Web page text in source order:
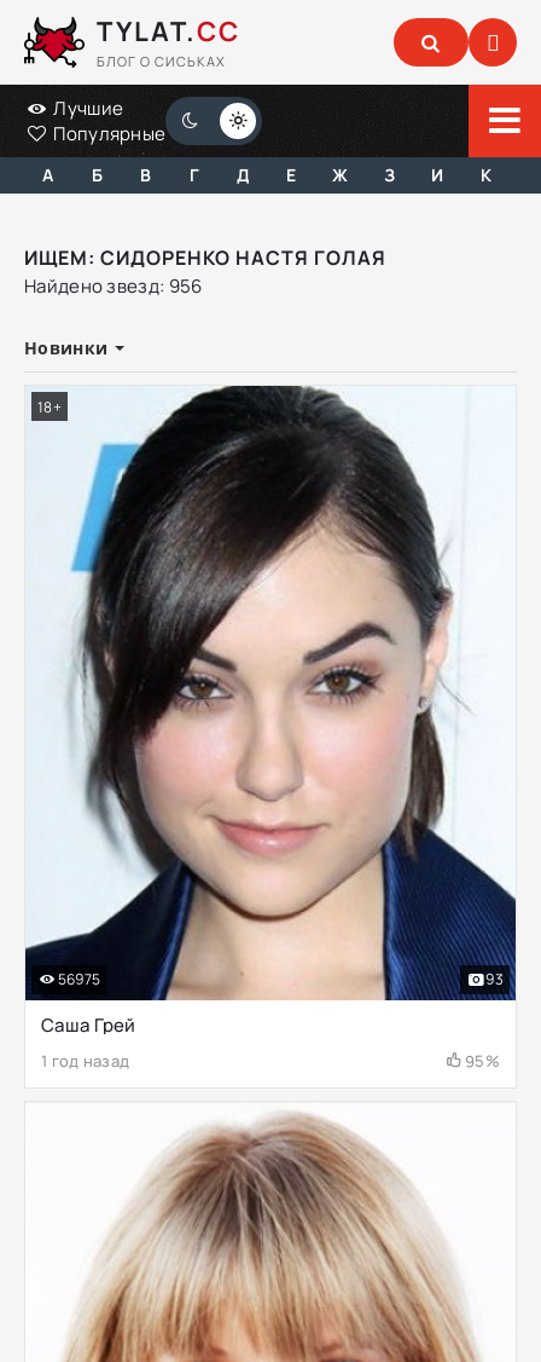
TYLAT.CC
БЛОГ О СИСЬКАХ
Лучшие
Популярные
А Б В Г Д Е Ж З И К
ИЩЕМ: СИДОРЕНКО НАСТЯ ГОЛАЯ
Найдено звезд: 956
Новинки
Саша Грей
1 год назад 95%
56975 93
18+